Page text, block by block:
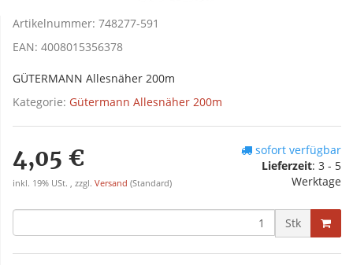
Artikelnummer: 748277-591
EAN: 4008015356378
GÜTERMANN Allesnäher 200m
Kategorie: Gütermann Allesnäher 200m
4,05 €
inkl. 19% USt. , zzgl. Versand (Standard)
sofort verfügbar
Lieferzeit: 3 - 5
Werktage
Stk